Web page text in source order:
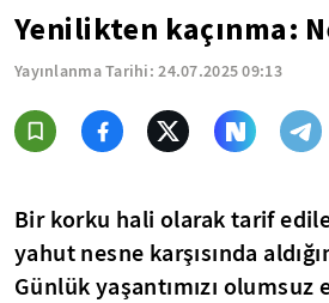
Yenilikten kaçınma:
Yayınlanma Tarihi:24.07.2025 09:13
Bir korku hali olarak tarif
yahut nesne karşısında
Günlük yaşantımızı olumsuz